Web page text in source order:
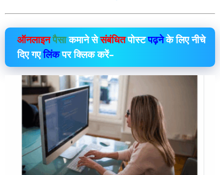
ऑनलाइनपैसाकमाने सेसंबंधितपोस्टपढ़नेके लिए नीचे
दिए गएलिंकपर क्लिक करें–